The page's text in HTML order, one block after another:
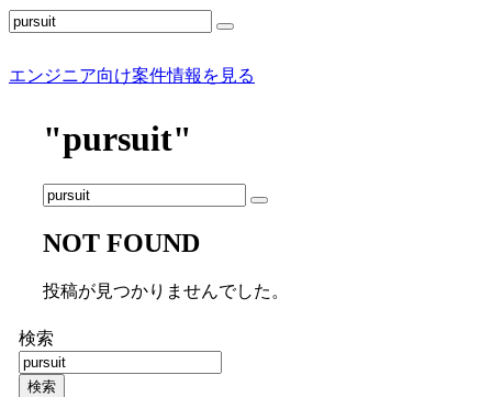
エンジニア向け案件情報を見る
"pursuit"
NOT FOUND
投稿が見つかりませんでした。
検索
検索